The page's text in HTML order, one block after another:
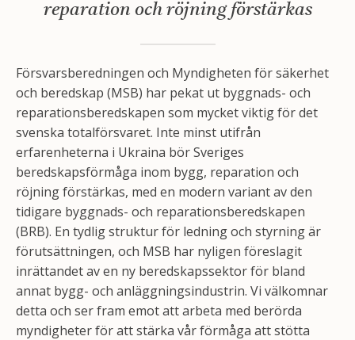
reparation och röjning förstärkas
Försvarsberedningen och Myndigheten för säkerhet
och beredskap (MSB) har pekat ut byggnads- och
reparationsberedskapen som mycket viktig för det
svenska totalförsvaret. Inte minst utifrån
erfarenheterna i Ukraina bör Sveriges
beredskapsförmåga inom bygg, reparation och
röjning förstärkas, med en modern variant av den
tidigare byggnads- och reparationsberedskapen
(BRB). En tydlig struktur för ledning och styrning är
förutsättningen, och MSB har nyligen föreslagit
inrättandet av en ny beredskapssektor för bland
annat bygg- och anläggningsindustrin. Vi välkomnar
detta och ser fram emot att arbeta med berörda
myndigheter för att stärka vår förmåga att stötta